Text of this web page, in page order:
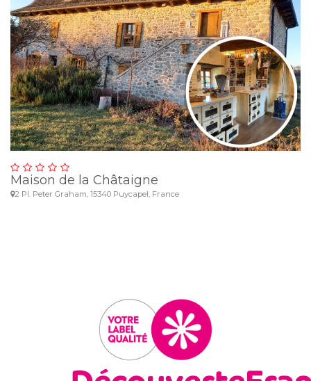
Maison de la Châtaigne
2 Pl. Peter Graham, 15340 Puycapel, France